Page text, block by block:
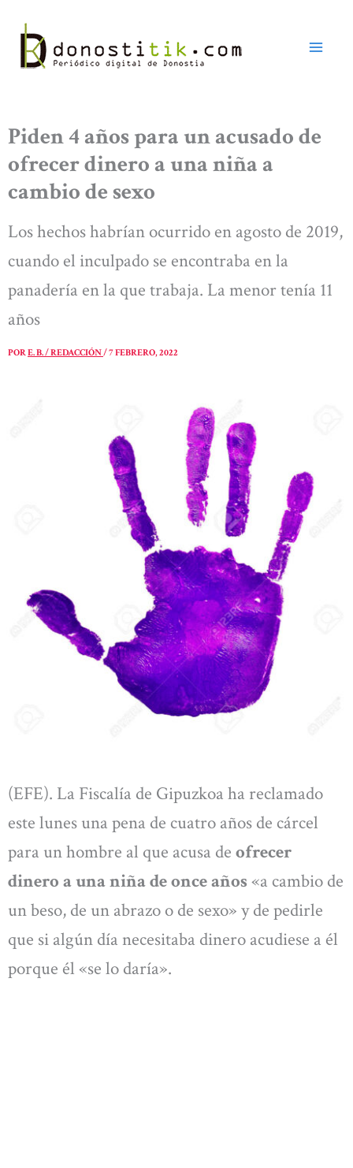
contenido
Piden 4 años para un acusado de
ofrecer dinero a una niña a
cambio de sexo
Los hechos habrían ocurrido en agosto de 2019,
cuando el inculpado se encontraba en la
panadería en la que trabaja. La menor tenía 11
años
PORE. B. / REDACCIÓN/7 FEBRERO, 2022
(EFE). La Fiscalía de Gipuzkoa ha reclamado
este lunes una pena de cuatro años de cárcel
para un hombre al que acusa de ofrecer
dinero a una niña de once años «a cambio de
un beso, de un abrazo o de sexo» y de pedirle
que si algún día necesitaba dinero acudiese a él
porque él «se lo daría».